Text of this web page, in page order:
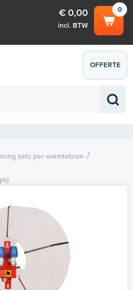
0
€ 0,00
incl. BTW
€ 0,00
OFFERTE
AANVRAGEN
sets per warmtebron